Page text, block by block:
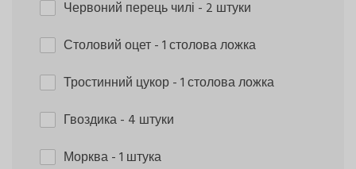
Червоний перець чилі - 2 штуки
Столовий оцет- 1 столова ложка
Тростинний цукор- 1 столова ложка
Гвоздика- 4 штуки
Морква- 1 штука